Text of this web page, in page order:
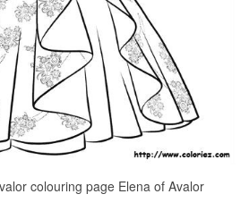
colouring page Elena of Avalor